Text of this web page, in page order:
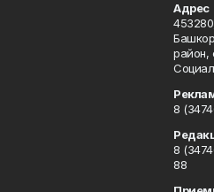
Адрес
район,
8
8
88